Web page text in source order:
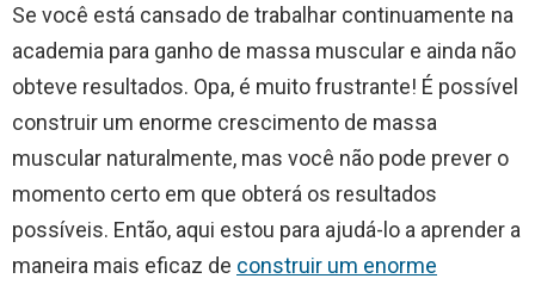
Se você está cansado de trabalhar continuamente na
academia para ganho de massa muscular e ainda não
obteve resultados. Opa, é muito frustrante! É possível
construir um enorme crescimento de massa
muscular naturalmente, mas você não pode prever o
momento certo em que obterá os resultados
possíveis. Então, aqui estou para ajudá-lo a aprender a
maneira mais eficaz de construir um enorme